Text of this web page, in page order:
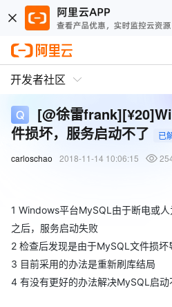
开发者社区
[@徐雷
件损坏，服务启动不了
已
carloschao
2018-11-14 10:06:15
1 Windows平台MySQL由于断电或
之后，服务启动失败
2 检查后发现是由于MySQL文件损坏
3 目前采用的办法是重新刷库结局
4 有没有更好的办法解决MySQL启